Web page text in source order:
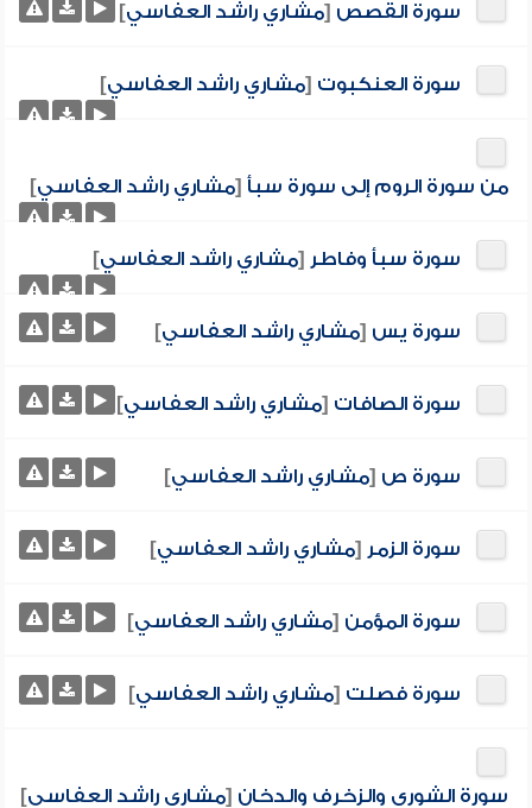
سورة القصص [مشاري راشد العفاسي]
سورة العنكبوت [مشاري راشد العفاسي]
من سورة الروم إلى سورة سبأ [مشاري راشد العفاسي]
سورة سبأ وفاطر [مشاري راشد العفاسي]
سورة يس [مشاري راشد العفاسي]
سورة الصافات [مشاري راشد العفاسي]
سورة ص [مشاري راشد العفاسي]
سورة الزمر [مشاري راشد العفاسي]
سورة المؤمن [مشاري راشد العفاسي]
سورة فصلت [مشاري راشد العفاسي]
سورة الشورى والزخرف والدخان [مشاري راشد العفاسي]